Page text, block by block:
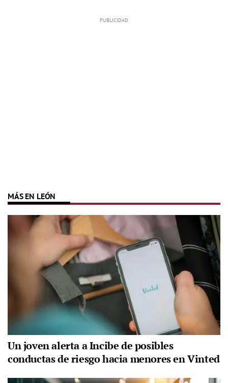
MÁS EN LEÓN
Un joven alerta a Incibe de posibles
conductas de riesgo hacia menores en Vinted